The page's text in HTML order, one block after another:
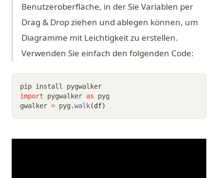
Benutzeroberfläche, in der Sie Variablen per
Drag & Drop ziehen und ablegen können, um
Diagramme mit Leichtigkeit zu erstellen.
Verwenden Sie einfach den folgenden Code:
pip install pygwalker
import pygwalker as pyg
gwalker = pyg .walk(df)